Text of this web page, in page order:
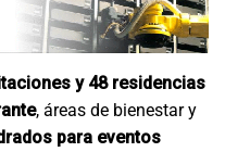
y 48 residencias
, áreas de bienestar y
para eventos